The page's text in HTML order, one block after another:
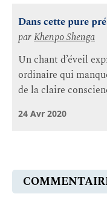
Dans cette pure
parKhenpo Shenga
Un chant d’éveil
ordinaire qui
de la claire
24 Avr 2020